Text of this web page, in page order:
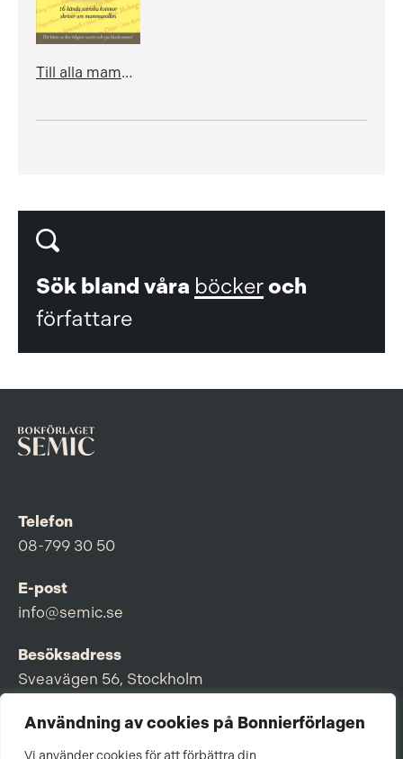
Användning av cookies på Bonnierförlagen
Vi använder cookies för att förbättra din
Till alla mammor!
Sök bland våra böckeroch
författare
Telefon
08-799 30 50
E-post
info@semic.se
Besöksadress
Sveavägen 56, Stockholm
Postadress
Box 3159, 103 63 Stockholm